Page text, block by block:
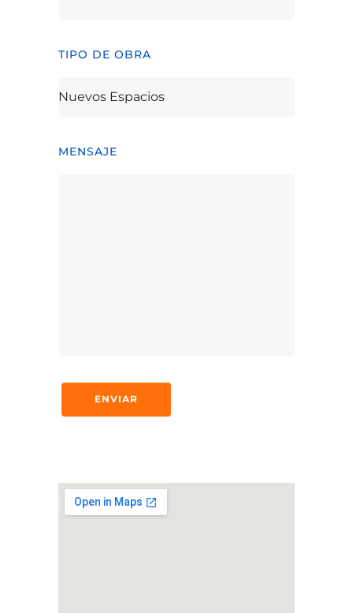
TIPO DE OBRA
MENSAJE